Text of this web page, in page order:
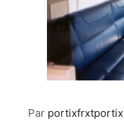
Par portixfrxtportix